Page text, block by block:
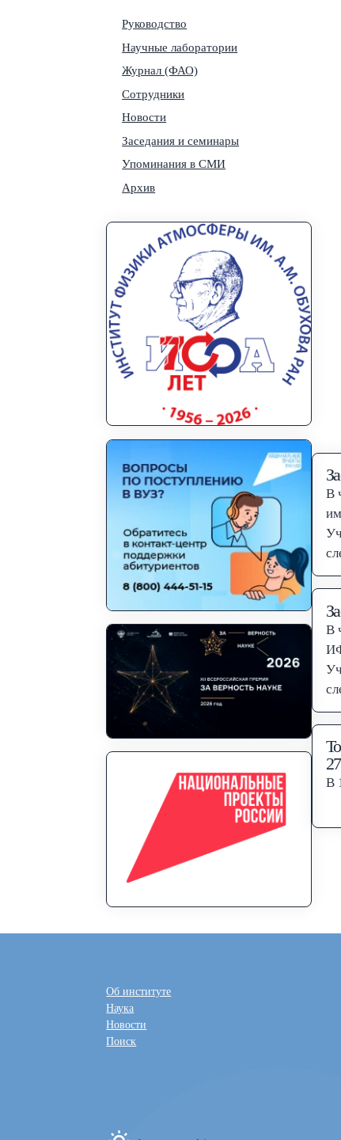
Руководство
Научные лаборатории
Журнал (ФАО)
Сотрудники
Новости
Заседания и семинары
Упоминания в СМИ
Архив
В
м.
В
В
Об институте
Наука
Новости
Поиск
Toggle dark mode